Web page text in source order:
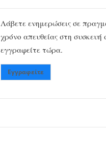
Λάβετε ενημερώσεις σε
χρόνο απευθείας στη συσκευή
εγγραφείτε τώρα.
Εγγραφείτε